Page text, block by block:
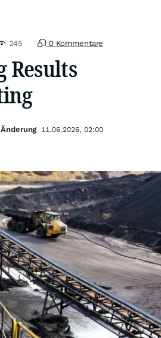
245 0 Kommentare
Results
11.06.2026, 02:00